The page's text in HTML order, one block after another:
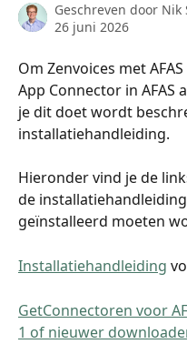
Geschreven door Nik
26 juni 2026
Om Zenvoices met
App Connector in AFAS
je dit doet wordt
installatiehandleiding.
Hieronder vind je de
de
geïnstalleerd moeten
Installatiehandleiding
GetConnectoren voor
1 of nieuwer